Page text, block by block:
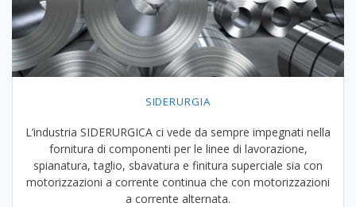
SIDERURGIA
L’industria SIDERURGICA ci vede da sempre impegnati nella
fornitura di componenti per le linee di lavorazione,
spianatura, taglio, sbavatura e finitura superciale sia con
motorizzazioni a corrente continua che con motorizzazioni
a corrente alternata.